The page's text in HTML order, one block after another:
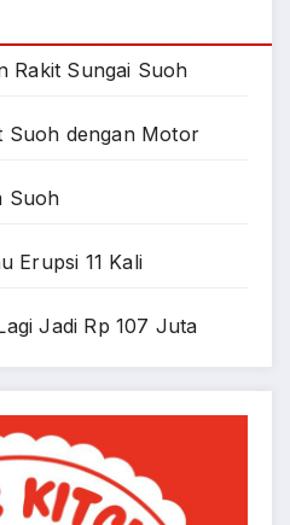
Rakit Sungai Suoh
Suoh dengan Motor
Suoh
Erupsi 11 Kali
Jadi Rp 107 Juta